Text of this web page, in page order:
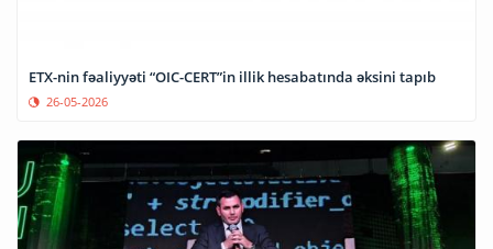
ETX-nin fəaliyyəti “OIC-CERT”in illik hesabatında əksini tapıb
26-05-2026